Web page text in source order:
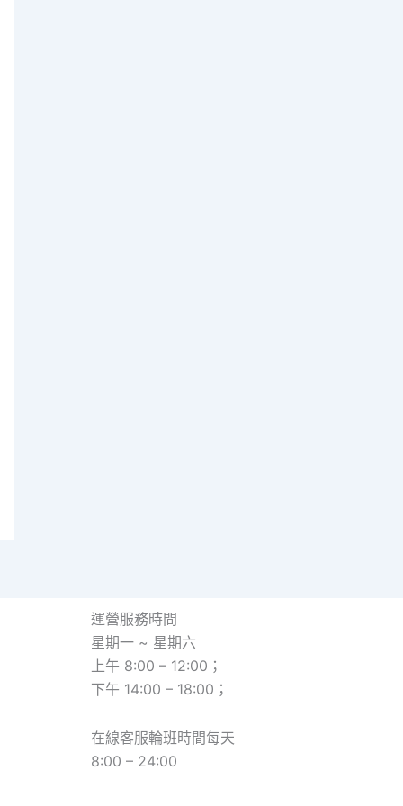
運營服務時間
星期一 ~ 星期六
上午 8:00 – 12:00；
下午 14:00 – 18:00；
在線客服輪班時間每天
8:00 – 24:00